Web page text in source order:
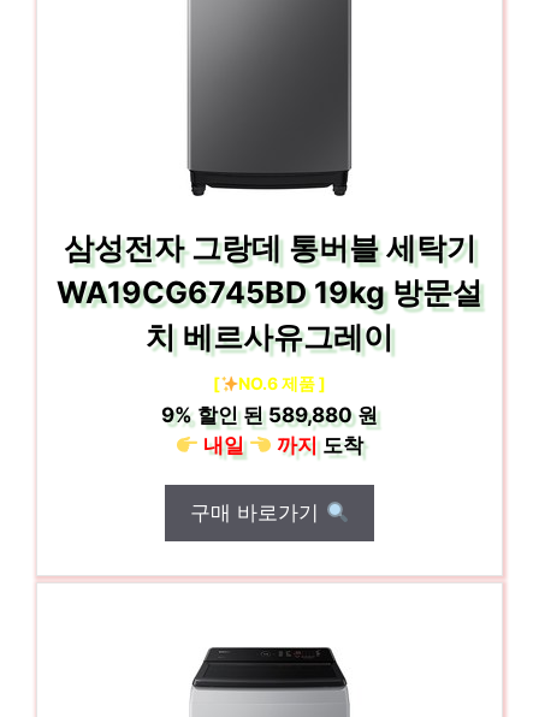
삼성전자 그랑데 통버블 세탁기
WA19CG6745BD 19kg 방문설
치 베르사유그레이
[ NO.6 제품 ]
9%할인 된589,880 원
내일
까지도착
구매 바로가기